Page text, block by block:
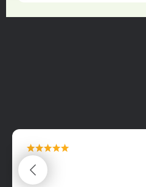
maximální spokojenost
22.06.2025